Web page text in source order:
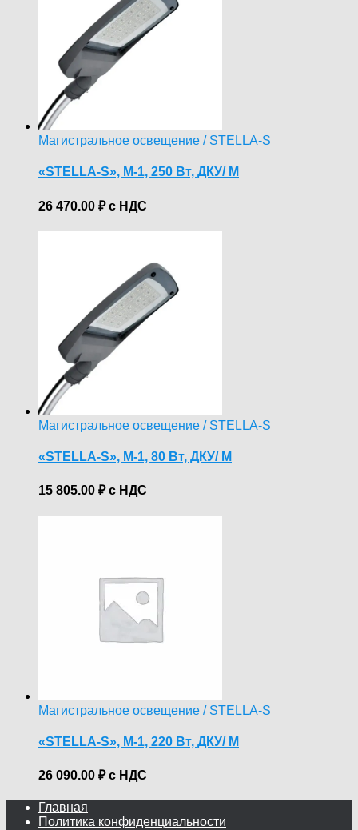
Магистральное освещение / STELLA-S
«STELLA-S», М-1, 250 Вт, ДКУ/ M
26 470.00 ₽с НДС
Магистральное освещение / STELLA-S
«STELLA-S», М-1, 80 Вт, ДКУ/ M
15 805.00 ₽с НДС
Магистральное освещение / STELLA-S
«STELLA-S», М-1, 220 Вт, ДКУ/ M
26 090.00 ₽с НДС
Главная
Политика конфиденциальности